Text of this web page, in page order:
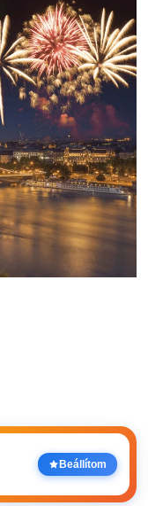
Beállítom